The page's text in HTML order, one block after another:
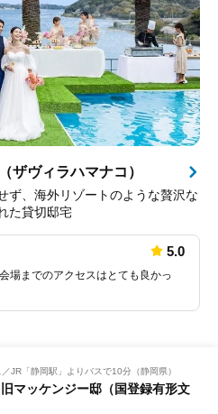
ヴィラハマナコ）
ず、海外リゾートのような贅沢な
た貸切邸宅
5.0
場までのアクセスはとても良かっ
JR「静岡駅」よりバスで10分（静岡県）
マッケンジー邸（国登録有形文